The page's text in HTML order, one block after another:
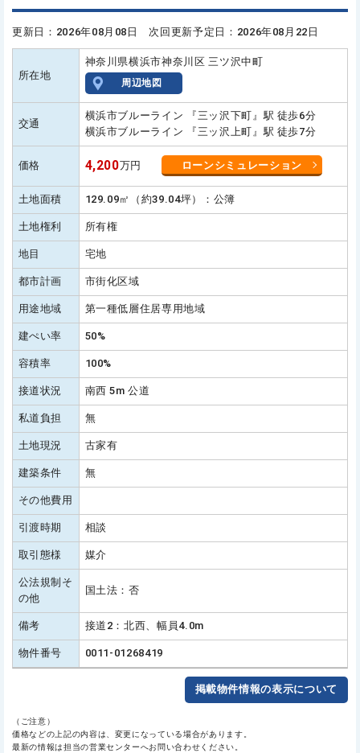
更新日：2026年08月08日 次回更新予定日：2026年08月22日
所在地
神奈川県横浜市神奈川区 三ツ沢中町
周辺地図
交通
横浜市ブルーライン 『三ッ沢下町』駅 徒歩6分
横浜市ブルーライン 『三ッ沢上町』駅 徒歩7分
価格 4,200万円 ローンシミュレーション
土地面積 129.09㎡（約39.04坪）：公簿
土地権利 所有権
地目 宅地
都市計画 市街化区域
用途地域 第一種低層住居専用地域
建ぺい率 50%
容積率 100%
接道状況 南西 5m 公道
私道負担 無
土地現況 古家有
建築条件 無
その他費用
引渡時期 相談
取引態様 媒介
公法規制そ
の他
国土法：否
備考 接道2：北西、幅員4.0m
物件番号 0011-01268419
掲載物件情報の表示について
（ご注意）
価格などの上記の内容は、変更になっている場合があります。
最新の情報は担当の営業センターへお問い合わせください。